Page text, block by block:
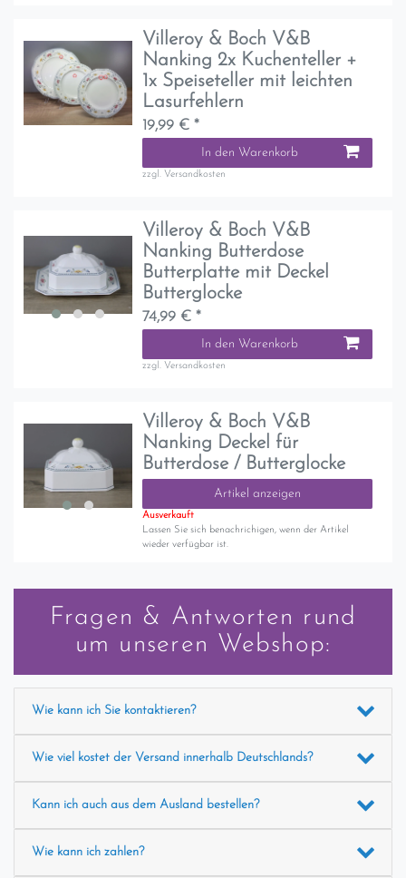
Villeroy & Boch V&B
Nanking 2x Kuchenteller +
1x Speiseteller mit leichten
Lasurfehlern
19,99 € *
In den Warenkorb
zzgl. Versandkosten
Villeroy & Boch V&B
Nanking Butterdose
Butterplatte mit Deckel
Butterglocke
74,99 € *
In den Warenkorb
zzgl. Versandkosten
Villeroy & Boch V&B
Nanking Deckel für
Butterdose / Butterglocke
Artikel anzeigen
Ausverkauft
Lassen Sie sich benachrichigen, wenn der Artikel
wieder verfügbar ist.
Fragen & Antworten rund
um unseren Webshop:
Wie kann ich Sie kontaktieren?
Wie viel kostet der Versand innerhalb Deutschlands?
Kann ich auch aus dem Ausland bestellen?
Wie kann ich zahlen?